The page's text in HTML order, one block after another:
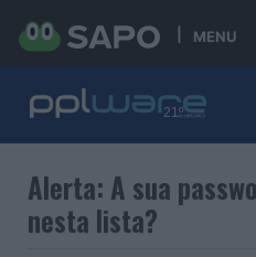
MENU
Alerta: A sua
nesta lista?